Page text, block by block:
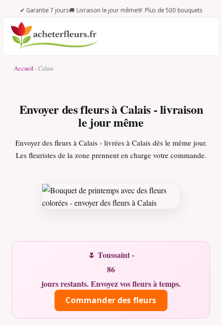
✔ Garantie 7 jours🚚 Livraison le jour même🌸 Plus de 500 bouquets
Accueil › Calais
Envoyer des fleurs à Calais - livraison
le jour même
Envoyer des fleurs à Calais - livrées à Calais dès le même jour.
Les fleuristes de la zone prennent en charge votre commande.
🌷 Toussaint -
86
jours restants. Envoyez vos fleurs à temps.
Commander des fleurs